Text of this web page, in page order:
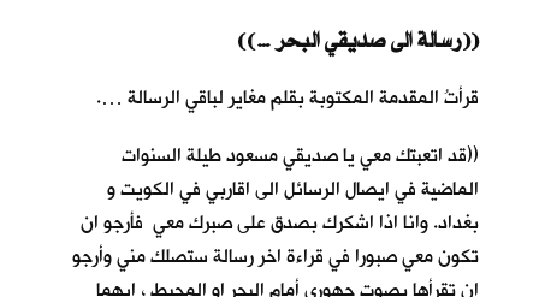
((… رسالة الى صديقي البحر))
قرأتُ المقدمة المكتوبة بقلم مغاير لباقي الرسالة ….
((قد اتعبتك معي يا صديقي مسعود طيلة السنوات
الماضية في ايصال الرسائل الى اقاربي في الكويت و
بغداد. وانا اذا اشكرك بصدق على صبرك معي فأرجو ان
تكون معي صبورا في قراءة اخر رسالة ستصلك مني وأرجو